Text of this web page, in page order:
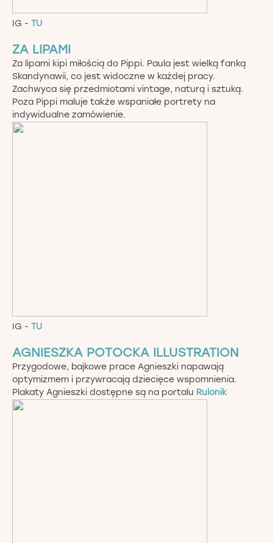
IG - TU
ZA LIPAMI
Za lipami kipi miłością do Pippi. Paula jest wielką fanką
Skandynawii, co jest widoczne w każdej pracy.
Zachwyca się przedmiotami vintage, naturą i sztuką.
Poza Pippi maluje także wspaniałe portrety na
indywidualne zamówienie.
IG - TU
AGNIESZKA POTOCKA ILLUSTRATION
Przygodowe, bajkowe prace Agnieszki napawają
optymizmem i przywracają dziecięce wspomnienia.
Plakaty Agnieszki dostępne są na portalu Rulonik